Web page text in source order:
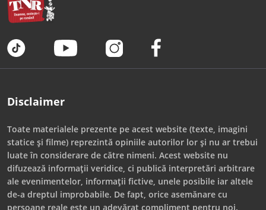
Disclaimer
Toate materialele prezente pe acest website (texte, imagini
statice și filme) reprezintă opiniile autorilor lor și nu ar trebui
luate în considerare de către nimeni. Acest website nu
difuzează informații veridice, ci publică interpretări arbitrare
ale evenimentelor, informații fictive, unele posibile iar altele
de-a dreptul improbabile. De fapt, orice asemănare cu
persoane reale este un adevărat compliment pentru noi.